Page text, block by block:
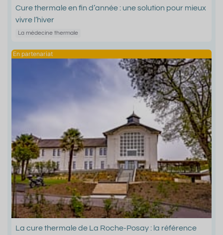
Cure thermale en fin d’année : une solution pour mieux
vivre l’hiver
La médecine thermale
La cure thermale de La Roche-Posay : la référence